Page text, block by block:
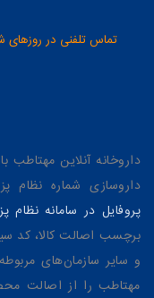
داروخانه آنلاین مهتاطب
داروسازی شماره نظام پزشکی: د-3247،
پروفایل در سامانه نظام
برچسب اصالت کالا، کد
و سایر سازمان‌های
مهتاطب را از اصالت